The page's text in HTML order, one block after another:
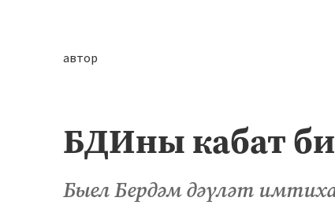
автор
БДИны кабат
Быел Бердәм дәүләт